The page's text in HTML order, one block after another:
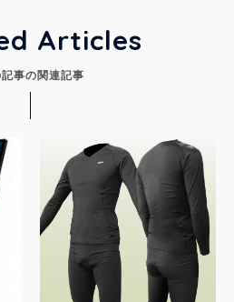
Articles
事の関連記事